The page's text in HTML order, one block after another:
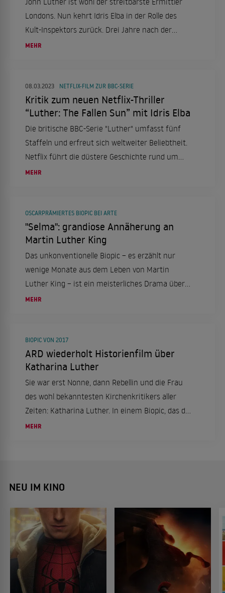
Londons. Nun kehrt Idris Elba in der Rolle des
Kult-Inspektors zurück. Drei Jahre nach der
letzten Episode muss er bei Netflix noch einmal
MEHR
08.03.2023 NETFLIX-FILM ZUR BBC-SERIE
Kritik zum neuen Netflix-Thriller
“Luther: The Fallen Sun” mit Idris Elba
Die britische BBC-Serie "Luther" umfasst fünf
Staffeln und erfreut sich weltweiter Beliebtheit.
Netflix führt die düstere Geschichte rund um
Kommissar Luther nun fort. Doch kann der Film,
MEHR
OSCARPRÄMIERTES BIOPIC BEI ARTE
"Selma": grandiose Annäherung an
Martin Luther King
Das unkonventionelle Biopic – es erzählt nur
wenige Monate aus dem Leben von Martin
Luther King – ist ein meisterliches Drama über
Rassenhass, Hoffnung und einen
MEHR
BIOPIC VON 2017
ARD wiederholt Historienfilm über
Katharina Luther
Sie war erst Nonne, dann Rebellin und die Frau
des wohl bekanntesten Kirchenkritikers aller
Zeiten: Katharina Luther. In einem Biopic, das die
ARD nun erneut zeigt, wurde das Leben der
MEHR
NEU IM KINO